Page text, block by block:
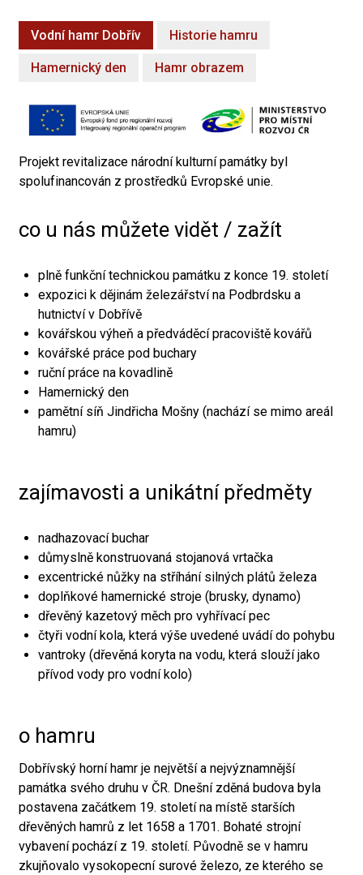
Vodní hamr Dobřív Historie hamru
Hamernický den Hamr obrazem
Projekt revitalizace národní kulturní památky byl
spolufinancován z prostředků Evropské unie.
co u nás můžete vidět / zažít
plně funkční technickou památku z konce 19. století
expozici k dějinám železářství na Podbrdsku a
hutnictví v Dobřívě
kovářskou výheň a předváděcí pracoviště kovářů
kovářské práce pod buchary
ruční práce na kovadlině
Hamernický den
pamětní síň Jindřicha Mošny (nachází se mimo areál
hamru)
zajímavosti a unikátní předměty
nadhazovací buchar
důmyslně konstruovaná stojanová vrtačka
excentrické nůžky na stříhání silných plátů železa
doplňkové hamernické stroje (brusky, dynamo)
dřevěný kazetový měch pro vyhřívací pec
čtyři vodní kola, která výše uvedené uvádí do pohybu
vantroky (dřevěná koryta na vodu, která slouží jako
přívod vody pro vodní kolo)
o hamru
Dobřívský horní hamr je největší a nejvýznamnější
památka svého druhu v ČR. Dnešní zděná budova byla
postavena začátkem 19. století na místě starších
dřevěných hamrů z let 1658 a 1701. Bohaté strojní
vybavení pochází z 19. století. Původně se v hamru
zkujňovalo vysokopecní surové železo, ze kterého se